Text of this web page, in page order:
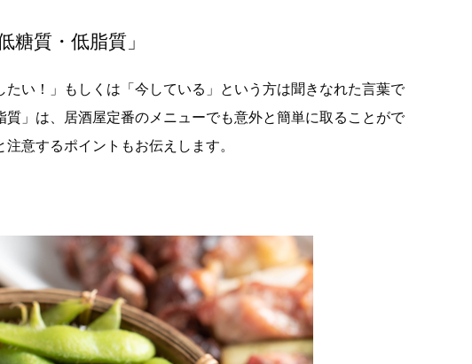
質・低脂質」
たい！」もしくは「今している」という方は聞きなれた言葉で
」は、居酒屋定番のメニューでも意外と簡単に取ることがで
意するポイントもお伝えします。